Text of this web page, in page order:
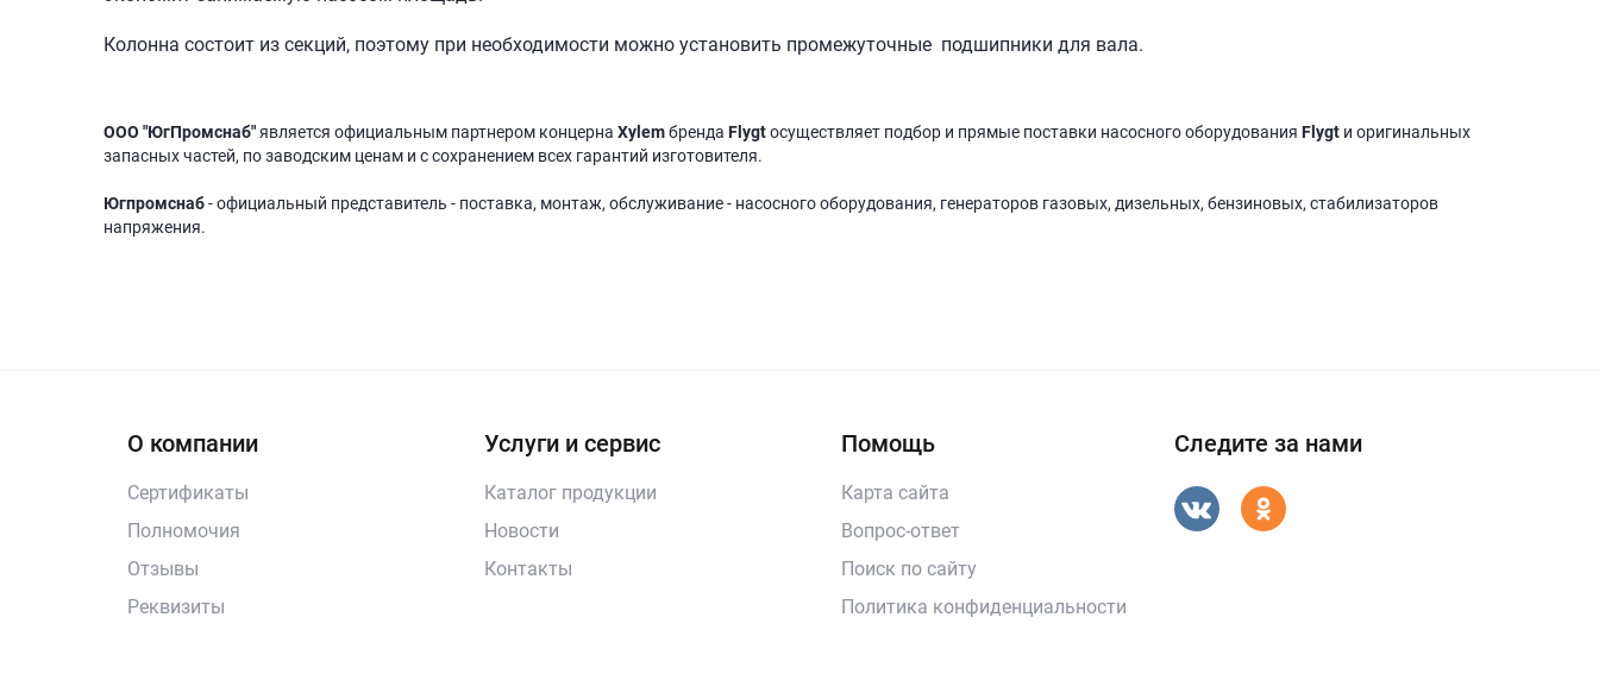
Колонна состоит из секций, поэтому при необходимости можно установить промежуточные подшипники для вала.
ООО "ЮгПромснаб"является официальным партнером концерна Xylemбренда Flygtосуществляет подбор и прямые поставки насосного оборудования Flygt и оригинальных
запасных частей, по заводским ценам и с сохранением всех гарантий изготовителя.
Югпромснаб- официальный представитель - поставка, монтаж, обслуживание - насосного оборудования, генераторов газовых, дизельных, бензиновых, стабилизаторов
напряжения.
О компании
Сертификаты
Полномочия
Отзывы
Реквизиты
Услуги и сервис
Каталог продукции
Новости
Контакты
Помощь
Карта сайта
Вопрос-ответ
Поиск по сайту
Политика конфиденциальности
Следите за нами